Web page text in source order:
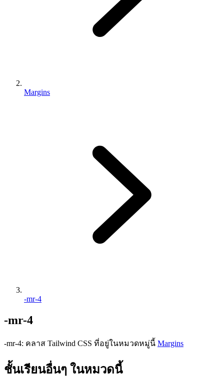
Margins
-mr-4
-mr-4
-mr-4: คลาส Tailwind CSS ที่อยู่ในหมวดหมู่นี้ Margins
ชั้นเรียนอื่นๆ ในหมวดนี้